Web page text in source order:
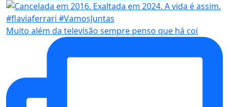
Muito além da televisão sempre penso que há coi